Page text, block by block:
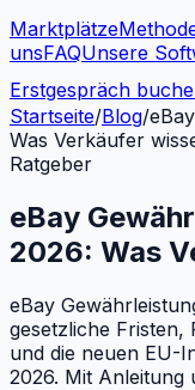
Marktplätze
unsFAQUnsere
Erstgespräch
Startseite/Blog/
Was Verkäufer
Ratgeber
eBay
2026: Was
eBay
gesetzliche
und die neuen EU-
2026. Mit Anleitung